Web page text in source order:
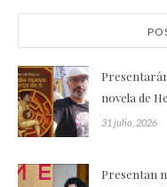
novela de
31 julio, 2026
Presentan